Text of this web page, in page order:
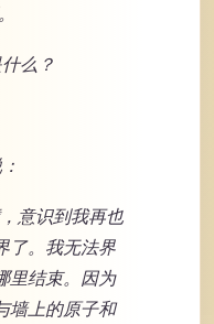
么？
意识到我再也
了。我无法界
里结束。因为
墙上的原子和